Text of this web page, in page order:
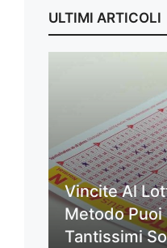
ULTIMI ARTICOLI
Vincite Al
Metodo Puoi
Tantissimi